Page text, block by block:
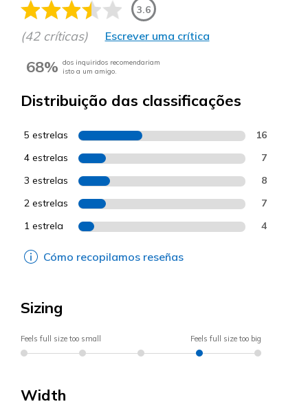
3.6
(42 críticas) Escrever uma crítica
68% dos inquiridos recomendariam
isto a um amigo.
Distribuição das classificações
5 estrelas 16
4 estrelas 7
3 estrelas 8
2 estrelas 7
1 estrela 4
Cómo recopilamos reseñas
Sizing
Feels full size too small Feels full size too big
Width